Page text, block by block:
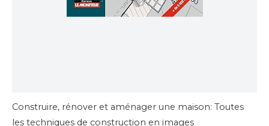
Construire, rénover et aménager une maison: Toutes
les techniques de construction en images